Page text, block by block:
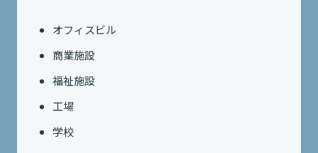
オフィスビル
商業施設
福祉施設
工場
学校